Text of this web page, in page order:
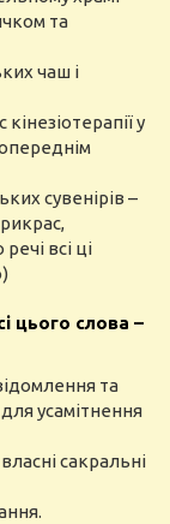
та
чаш і
у
сувенірів –
всі ці
цього слова –
та
усамітнення
сакральні